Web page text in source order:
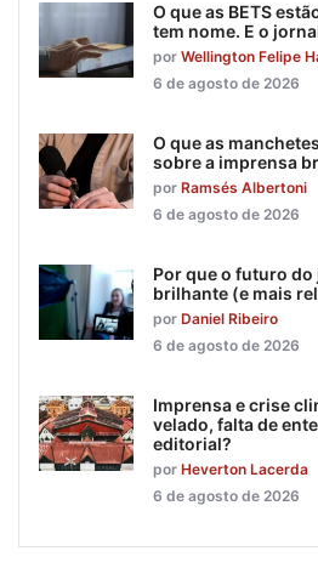
O que as BETS
tem nome. E o
por Wellington Felipe
6 de agosto de 2026
O que as
sobre a imprensa
por Ramsés Albertoni
6 de agosto de 2026
Por que o futuro
brilhante (e mais
por Daniel Ribeiro
6 de agosto de 2026
Imprensa e crise
velado, falta de
editorial?
por Heverton Lacerda
6 de agosto de 2026